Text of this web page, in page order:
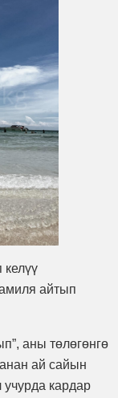
айтып
аны төлөгөнгө
ай сайын
кардар